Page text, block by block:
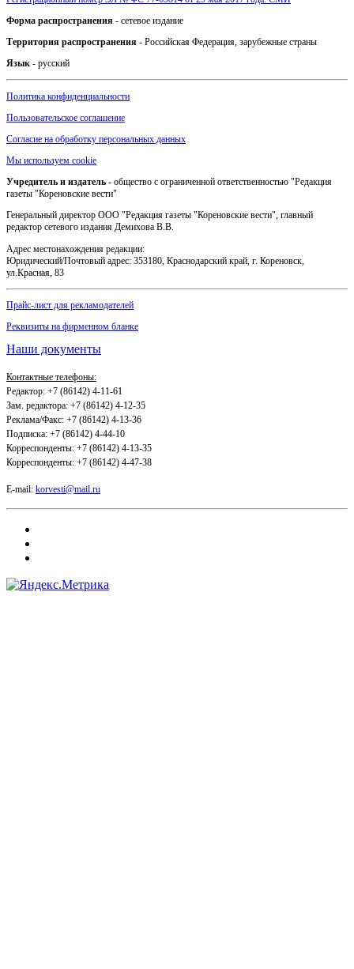
Форма распространения - сетевое издание
Территория распространения - Российская Федерация, зарубежные страны
Язык - русский
Политика конфиденциальности
Пользовательское соглашение
Согласие на обработку персональных данных
Мы используем cookie
Учредитель и издатель - общество с ограниченной ответственностью "Редакция
газеты "Кореновские вести"
Генеральный директор ООО "Редакция газеты "Кореновские вести", главный
редактор сетевого издания Демихова В.В.
Адрес местонахождения редакции:
Юридический/Почтовый адрес: 353180, Краснодарский край, г. Кореновск,
ул.Красная, 83
Прайс-лист для рекламодателей
Реквизиты на фирменном бланке
Наши документы
Контактные телефоны:
Редактор: +7 (86142) 4-11-61
Зам. редактора: +7 (86142) 4-12-35
Реклама/Факс: +7 (86142) 4-13-36
Подписка: +7 (86142) 4-44-10
Корреспонденты: +7 (86142) 4-13-35
Корреспонденты: +7 (86142) 4-47-38
E-mail: korvesti@mail.ru